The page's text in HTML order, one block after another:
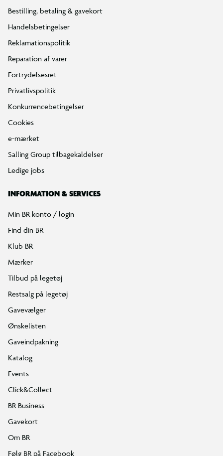
Bestilling, betaling & gavekort
Handelsbetingelser
Reklamationspolitik
Reparation af varer
Fortrydelsesret
Privatlivspolitik
Konkurrencebetingelser
Cookies
e-mærket
Salling Group tilbagekaldelser
Ledige jobs
INFORMATION & SERVICES
Min BR konto / login
Find din BR
Klub BR
Mærker
Tilbud på legetøj
Restsalg på legetøj
Gavevælger
Ønskelisten
Gaveindpakning
Katalog
Events
Click&Collect
BR Business
Gavekort
Om BR
Følg BR på Facebook